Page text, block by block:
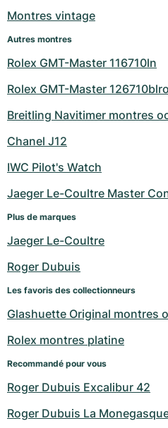
Montres vintage
Autres montres
Rolex GMT-Master 116710ln
Rolex GMT-Master 126710blro
Breitling Navitimer montres
Chanel J12
IWC Pilot's Watch
Jaeger Le-Coultre Master
Plus de marques
Jaeger Le-Coultre
Roger Dubuis
Les favoris des collectionneurs
Glashuette Original montres
Rolex montres platine
Recommandé pour vous
Roger Dubuis Excalibur 42
Roger Dubuis La